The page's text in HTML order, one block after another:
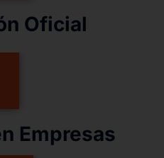
Oficial
Empresas